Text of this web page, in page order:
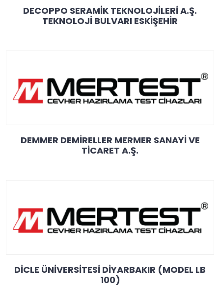
DECOPPO SERAMİK TEKNOLOJİLERİ A.Ş.
TEKNOLOJİ BULVARI ESKİŞEHİR
DEMMER DEMİRELLER MERMER SANAYİ VE
TİCARET A.Ş.
DİCLE ÜNİVERSİTESİ DİYARBAKIR (MODEL LB
100)